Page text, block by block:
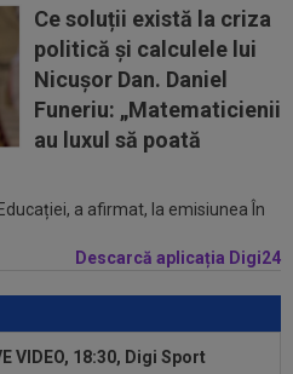
Ce soluții există la criza
politică și calculele lui
Nicușor Dan. Daniel
Funeriu: „Matematicienii
au luxul să poată
a afirmat, la emisiunea În
Descarcă aplicația Digi24
de la Napoli! Salariul pe
cazul lui Ștefan
lot
Chindia - Metaloglobus
parade! | Liga 2...
VIDEO, 18:30, Digi Sport